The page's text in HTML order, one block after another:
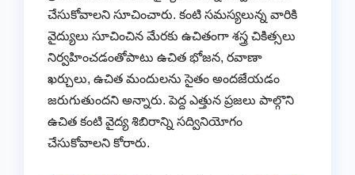
చేసుకోవాలని సూచించారు. కంటి సమస్యలున్న వారికి
వైద్యులు సూచించిన మేరకు ఉచితంగా శస్త్ర చికిత్సలు
నిర్వహించడంతోపాటు ఉచిత భోజన, రవాణా
ఖర్చులు, ఉచిత మందులను సైతం అందజేయడం
జరుగుతుందని అన్నారు. పెద్ద ఎత్తున ప్రజలు పాల్గొని
ఉచిత కంటి వైద్య శిబిరాన్ని సద్వినియోగం
చేసుకోవాలని కోరారు.